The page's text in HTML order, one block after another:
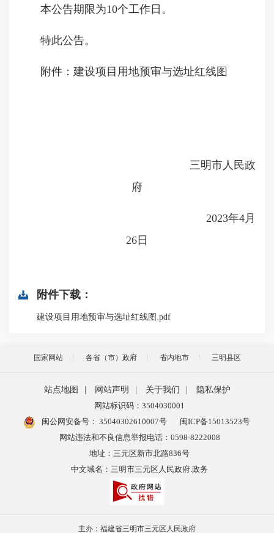
本公告期限为10个工作日。
特此公告。
附件：建设项目用地预审与选址红线图
三明市人民政
府
2023年4月
26日
附件下载：
建设项目用地预审与选址红线图.pdf
国家网站 各省（市）政府 省内地市 三明县区
站点地图 网站声明 关于我们
隐私保护
网站标识码：3504030001
闽公网安备号： 35040302610007号
闽ICP备15013523号
网站违法和不良信息举报电话：0598-8222008
地址：三元区新市北路836号
中文域名：三明市三元区人民政府.政务
主办：福建省三明市三元区人民政府